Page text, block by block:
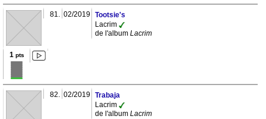
81. 02/2019 Tootsie's
Lacrim
de l'album Lacrim
1 pts
82. 02/2019 Trabaja
Lacrim
de l'album Lacrim